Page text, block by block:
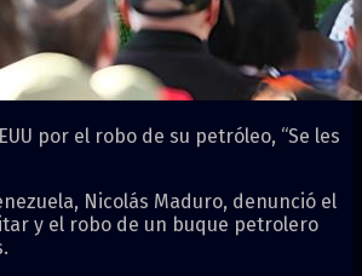
por el robo de su petróleo, “Se les
Nicolás Maduro, denunció el
y el robo de un buque petrolero